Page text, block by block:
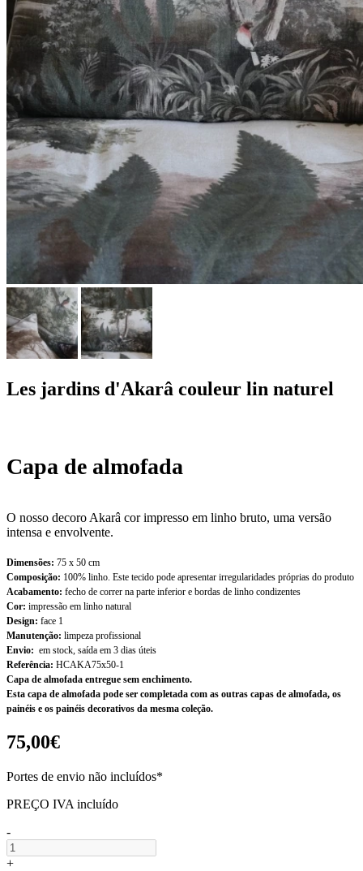
Les jardins d'Akarâ couleur lin naturel
Capa de almofada
O nosso decoro Akarâ cor impresso em linho bruto, uma versão
intensa e envolvente.
Dimensões: 75 x 50 cm
Composição: 100% linho. Este tecido pode apresentar irregularidades próprias do produto
Acabamento: fecho de correr na parte inferior e bordas de linho condizentes
Cor: impressão em linho natural
Design: face 1
Manutenção: limpeza profissional
Envio: em stock, saída em 3 dias úteis
Referência: HCAKA75x50-1
Capa de almofada entregue sem enchimento.
Esta capa de almofada pode ser completada com as outras capas de almofada, os
painéis e os painéis decorativos da mesma coleção.
75,00€
Portes de envio não incluídos*
PREÇO IVA incluído
-
+